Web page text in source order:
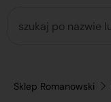
Sklep Romanowski